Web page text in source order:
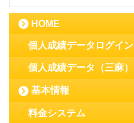
HOME
個人成績データログイン
個人成績データ（三麻）
基本情報
料金システム